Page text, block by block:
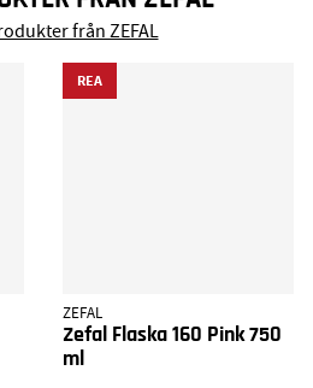
från ZEFAL
REA
ZEFAL
Zefal Flaska 160 Pink 750
ml